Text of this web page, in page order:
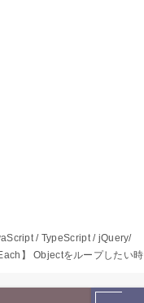
/ TypeScript / jQuery
】 Objectをループしたい時